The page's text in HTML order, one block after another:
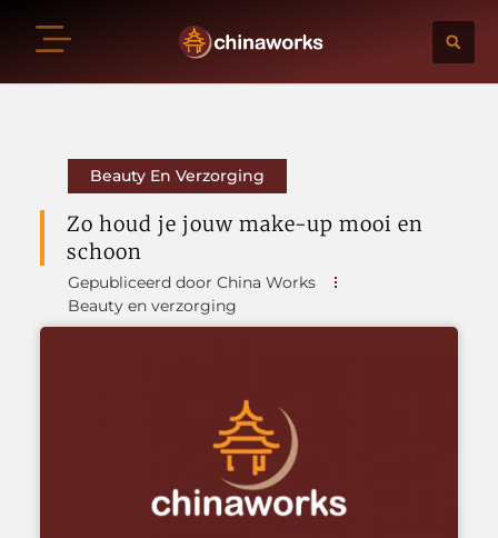
Beauty En Verzorging
Zo houd je jouw make-up mooi en
schoon
Gepubliceerd door China Works
Beauty en verzorging